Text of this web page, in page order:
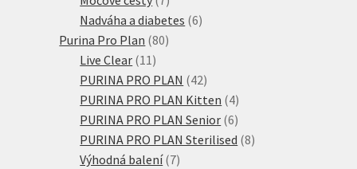
produktů
Nadváha a diabetes 66
Purina Pro Plan 8080
Live Clear 11 11
produktů
PURINA PRO PLAN 4242
produktů
PURINA PRO PLAN Kitten 44
produkty
PURINA PRO PLAN Senior 66
produktů
PURINA PRO PLAN Sterilised 88
Výhodná balení 77